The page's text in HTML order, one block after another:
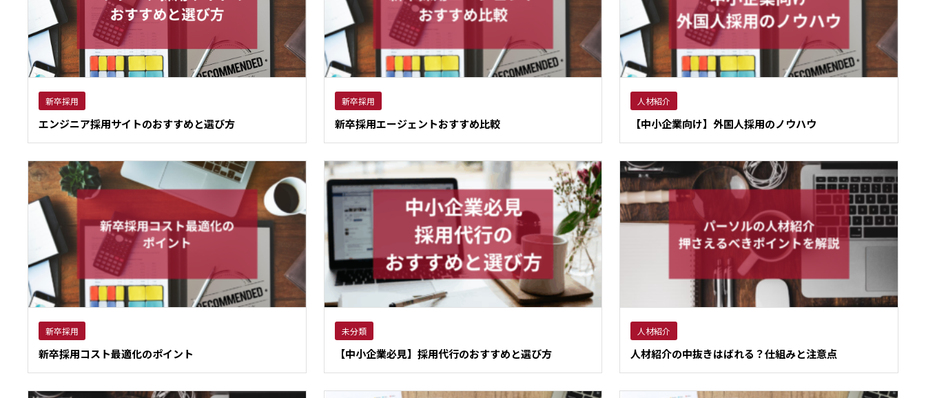
新卒採用
エンジニア採用サイトのおすすめと選び方
新卒採用
新卒採用エージェントおすすめ比較
人材紹介
【中小企業向け】外国人採用のノウハウ
新卒採用
新卒採用コスト最適化のポイント
未分類
【中小企業必見】採用代行のおすすめと選び方
人材紹介
人材紹介の中抜きはばれる？仕組みと注意点